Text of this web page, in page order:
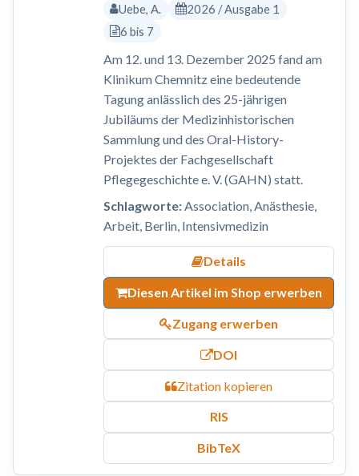
Uebe, A.
2026 / Ausgabe 1
6 bis 7
Am 12. und 13. Dezember 2025 fand am
Klinikum Chemnitz eine bedeutende
Tagung anlässlich des 25-jährigen
Jubiläums der Medizinhistorischen
Sammlung und des Oral-History-
Projektes der Fachgesellschaft
Pflegegeschichte e. V. (GAHN) statt.
Schlagworte:Association, Anästhesie,
Arbeit, Berlin, Intensivmedizin
Details
Diesen Artikel im Shop erwerben
Zugang erwerben
DOI
Zitation kopieren
RIS
BibTeX